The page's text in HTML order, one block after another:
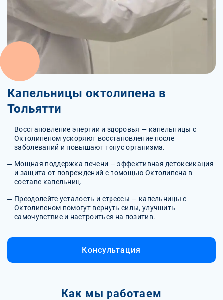
Капельницы октолипена в
Тольятти
Восстановление энергии и здоровья — капельницы с
Октолипеном ускоряют восстановление после
заболеваний и повышают тонус организма.
Мощная поддержка печени — эффективная детоксикация
и защита от повреждений с помощью Октолипена в
составе капельниц.
Преодолейте усталость и стрессы — капельницы с
Октолипеном помогут вернуть силы, улучшить
самочувствие и настроиться на позитив.
Консультация
Как мы работаем